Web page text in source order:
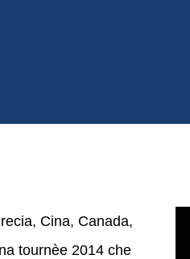
Cina, Canada,
tournèe 2014 che